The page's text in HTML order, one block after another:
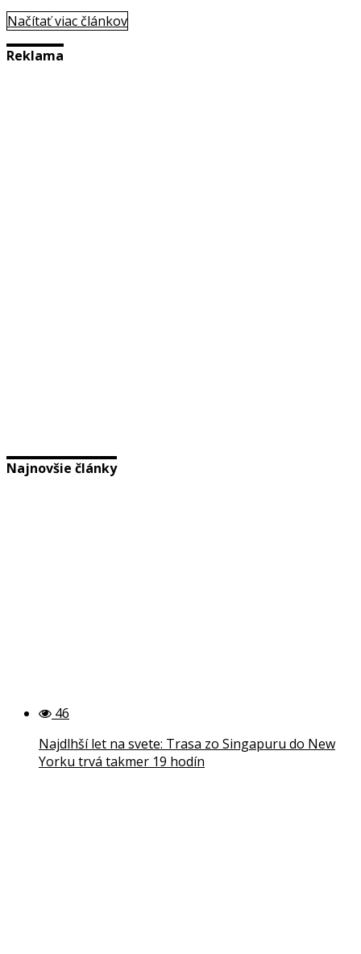
Načítať viac článkov
Reklama
Najnovšie články
46
Najdlhší let na svete: Trasa zo Singapuru do New
Yorku trvá takmer 19 hodín